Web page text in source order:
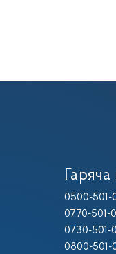
Гаряча
0500-501-
0770-501-
0730-501-
0800-501-